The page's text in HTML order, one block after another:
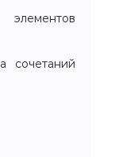
сочетаний